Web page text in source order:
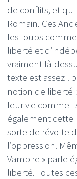
de conflits, et
Romain. Ces
les loups
liberté et
vraiment là-
texte est assez
notion de liberté
leur vie comme
également cette
sorte de révolte
l’oppression.
Vampire » parle
liberté. Toutes